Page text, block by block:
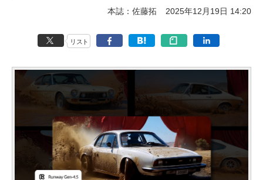
本誌：佐藤拓 2025年12月19日 14:20
リスト